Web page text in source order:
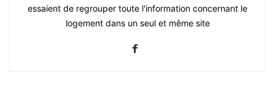
essaient de regrouper toute l'information concernant le
logement dans un seul et même site